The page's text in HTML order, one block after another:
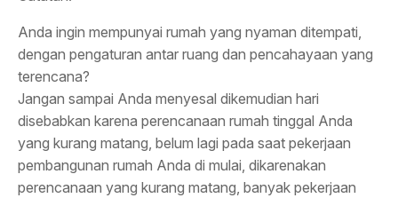
Anda ingin mempunyai rumah yang nyaman ditempati,
dengan pengaturan antar ruang dan pencahayaan yang
terencana?
Jangan sampai Anda menyesal dikemudian hari
disebabkan karena perencanaan rumah tinggal Anda
yang kurang matang, belum lagi pada saat pekerjaan
pembangunan rumah Anda di mulai, dikarenakan
perencanaan yang kurang matang, banyak pekerjaan